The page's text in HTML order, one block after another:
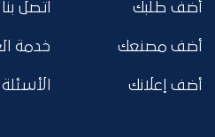
أضف طلبك
أضف مصنعك
أضف إعلانك
اتصل بنا
خدمة